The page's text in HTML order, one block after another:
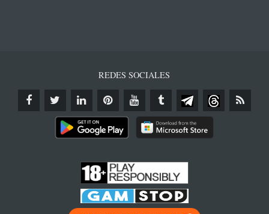
REDES SOCIALES